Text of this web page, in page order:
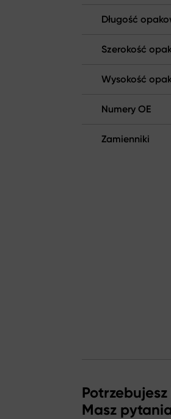
Długość
Szerokość
Wysokość
Numery OE
Zamienniki
Masz